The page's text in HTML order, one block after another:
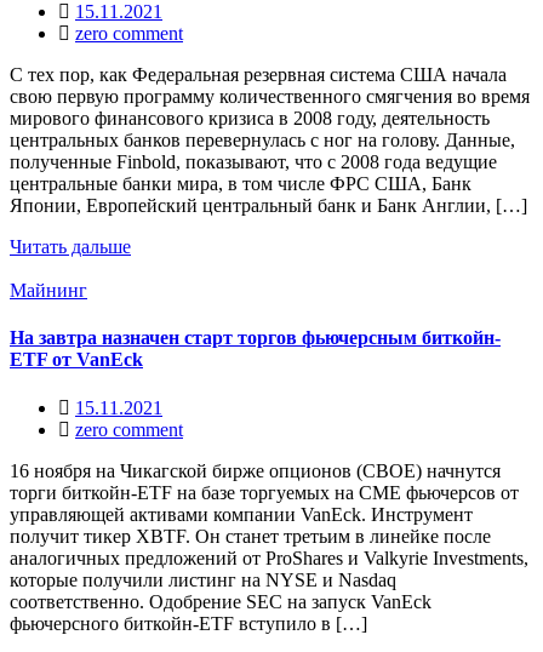
15.11.2021
zero comment
С тех пор, как Федеральная резервная система США начала
свою первую программу количественного смягчения во время
мирового финансового кризиса в 2008 году, деятельность
центральных банков перевернулась с ног на голову. Данные,
полученные Finbold, показывают, что с 2008 года ведущие
центральные банки мира, в том числе ФРС США, Банк
Японии, Европейский центральный банк и Банк Англии, […]
Читать дальше
Майнинг
На завтра назначен старт торгов фьючерсным биткойн-
ETF от VanEck
15.11.2021
zero comment
16 ноября на Чикагской бирже опционов (CBOE) начнутся
торги биткойн-ETF на базе торгуемых на CME фьючерсов от
управляющей активами компании VanEck. Инструмент
получит тикер XBTF. Он станет третьим в линейке после
аналогичных предложений от ProShares и Valkyrie Investments,
которые получили листинг на NYSE и Nasdaq
соответственно. Одобрение SEC на запуск VanEck
фьючерсного биткойн-ETF вступило в […]